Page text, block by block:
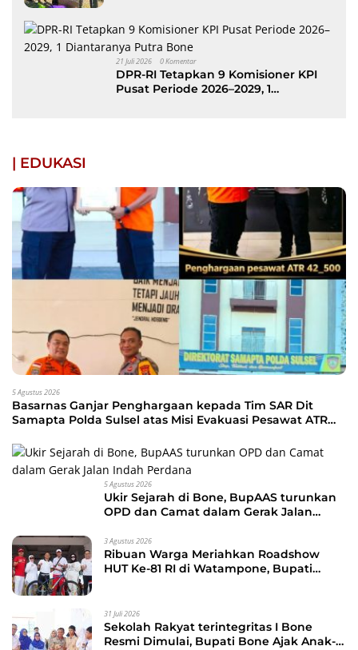
21 Juli 2026 0 Komentar
DPR-RI Tetapkan 9 Komisioner KPI
Pusat Periode 2026–2029, 1
| EDUKASI
5 Agustus 2026
Basarnas Ganjar Penghargaan kepada Tim SAR Dit
Samapta Polda Sulsel atas Misi Evakuasi Pesawat ATR
5 Agustus 2026
Ukir Sejarah di Bone, BupAAS turunkan
OPD dan Camat dalam Gerak Jalan
3 Agustus 2026
Ribuan Warga Meriahkan Roadshow
HUT Ke-81 RI di Watampone, Bupati
Membangun Daerah
31 Juli 2026
Sekolah Rakyat terintegritas I Bone
Resmi Dimulai, Bupati Bone Ajak Anak-